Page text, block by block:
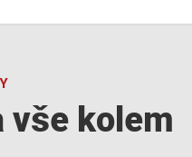
vše kolem